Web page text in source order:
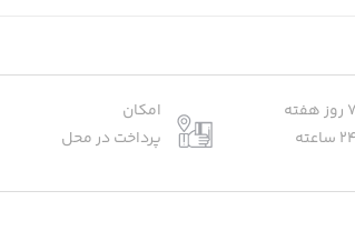
7 روز هفته
24 ساعته
امکان
پرداخت در محل